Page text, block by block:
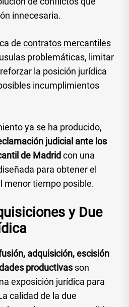
innecesaria.
de contratos mercantiles
problemáticas, limitar
la posición jurídica
incumplimientos
ya se ha producido,
judicial ante los
de Madrid con una
para obtener el
menor tiempo posible.
y Due
adquisición, escisión
productivasson
exposición jurídica para
calidad de la due